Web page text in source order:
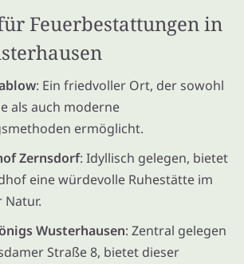
Feuerbestattungen in
: Ein friedvoller Ort, der sowohl
als auch moderne
ermöglicht.
Zernsdorf: Idyllisch gelegen, bietet
eine würdevolle Ruhestätte im
Natur.
Wusterhausen: Zentral gelegen
Straße 8, bietet dieser